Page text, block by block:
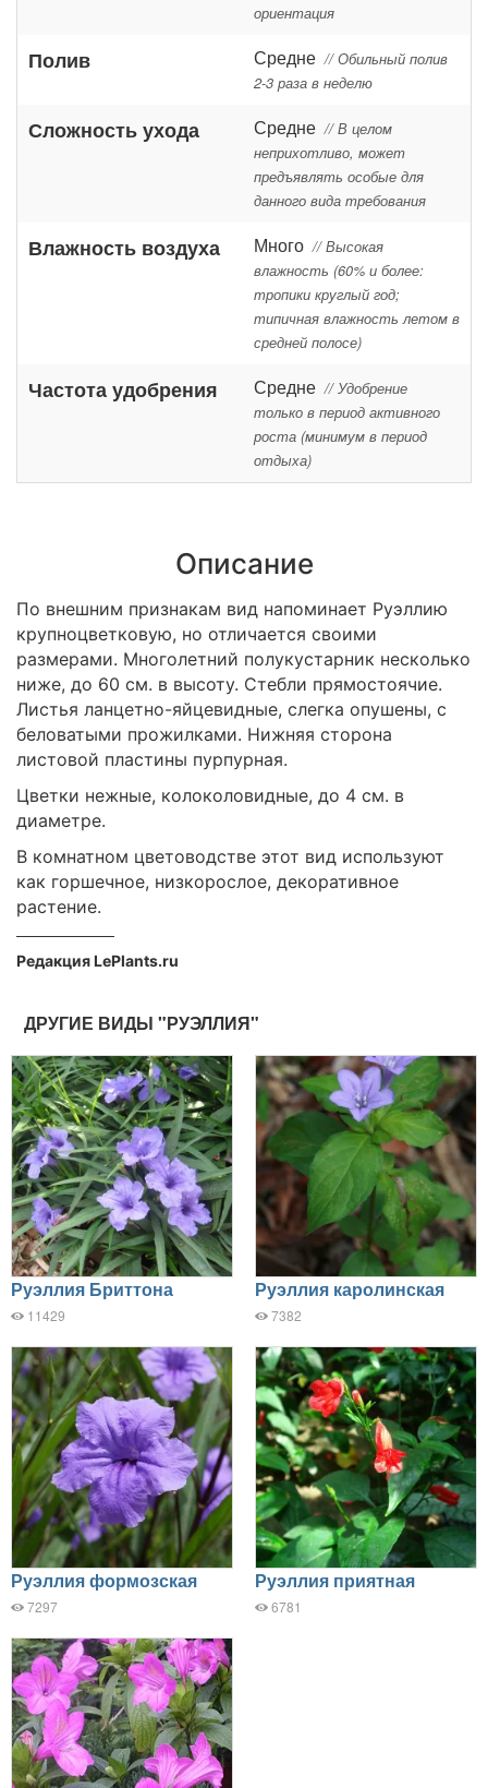
ориентация
Полив Средне // Обильный полив
2-3 раза в неделю
Сложность ухода Средне // В целом
неприхотливо, может
предъявлять особые для
данного вида требования
Влажность воздуха Много // Высокая
влажность (60% и более:
тропики круглый год;
типичная влажность летом в
средней полосе)
Частота удобрения Средне // Удобрение
только в период активного
роста (минимум в период
отдыха)
Описание
По внешним признакам вид напоминает Руэллию
крупноцветковую, но отличается своими
размерами. Многолетний полукустарник несколько
ниже, до 60 см. в высоту. Стебли прямостоячие.
Листья ланцетно-яйцевидные, слегка опушены, с
беловатыми прожилками. Нижняя сторона
листовой пластины пурпурная.
Цветки нежные, колоколовидные, до 4 см. в
диаметре.
В комнатном цветоводстве этот вид используют
как горшечное, низкорослое, декоративное
растение.
Редакция LePlants.ru
ДРУГИЕ ВИДЫ "РУЭЛЛИЯ"
Руэллия Бриттона
11429
Руэллия каролинская
7382
Руэллия формозская
7297
Руэллия приятная
6781